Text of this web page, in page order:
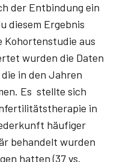
der Entbindung ein
diesem Ergebnis
Kohortenstudie aus
wurden die Daten
in den Jahren
Es stellte sich
in
häufiger
behandelt wurden
hatten (37 vs.